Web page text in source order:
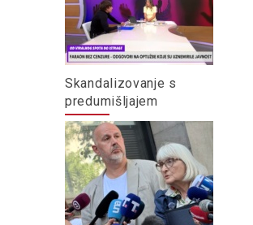
Skandalizovanje s
predumišljajem